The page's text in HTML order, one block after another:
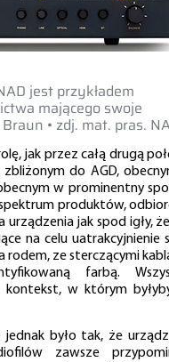
jest przykładem
mającego swoje
• zdj. mat. pras.
jak przez całą drugą
do AGD,
w prominentny
produktów,
jak spod igły,
na celu uatrakcyjnienie
rodem, ze sterczącymi
farbą.
kontekst, w którym
było tak, że
zawsze